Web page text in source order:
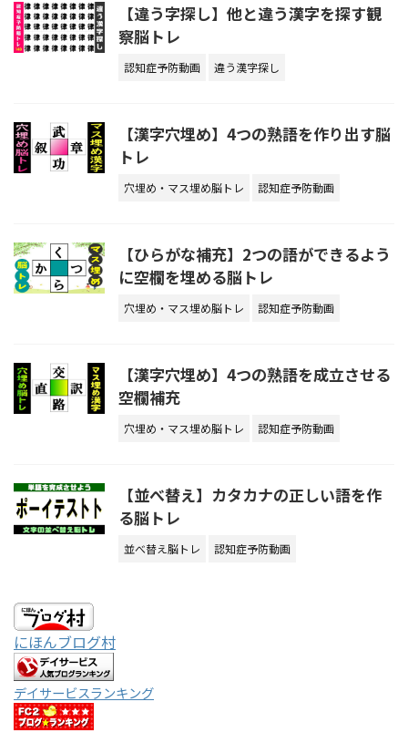
【違う字探し】他と違う漢字を探す観
察脳トレ
認知症予防動画 違う漢字探し
【漢字穴埋め】4つの熟語を作り出す脳
トレ
穴埋め・マス埋め脳トレ 認知症予防動画
【ひらがな補充】2つの語ができるよう
に空欄を埋める脳トレ
穴埋め・マス埋め脳トレ 認知症予防動画
【漢字穴埋め】4つの熟語を成立させる
空欄補充
穴埋め・マス埋め脳トレ 認知症予防動画
【並べ替え】カタカナの正しい語を作
る脳トレ
並べ替え脳トレ 認知症予防動画
にほんブログ村
デイサービスランキング